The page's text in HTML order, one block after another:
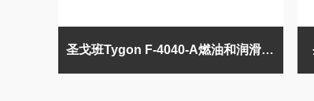
圣戈班Tygon F-4040-A燃油和润滑油软管